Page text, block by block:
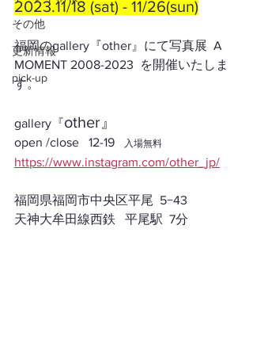
その他
更新情報
pick-up
2023.11/18 (sat) - 11/26(sun)
福岡のgallery『other』にて写真展  A
MOMENT 2008-2023  を開催いたしま
す。
gallery『other』
open /close   12-19 入場無料
https://www.instagram.com/other_jp/
福岡県福岡市中央区平尾  5−43
天神大牟田線西鉄   平尾駅  7分